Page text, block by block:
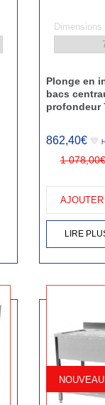
Plonge en
bacs
profondeur
862,40€💙
1 078,00€
LIRE